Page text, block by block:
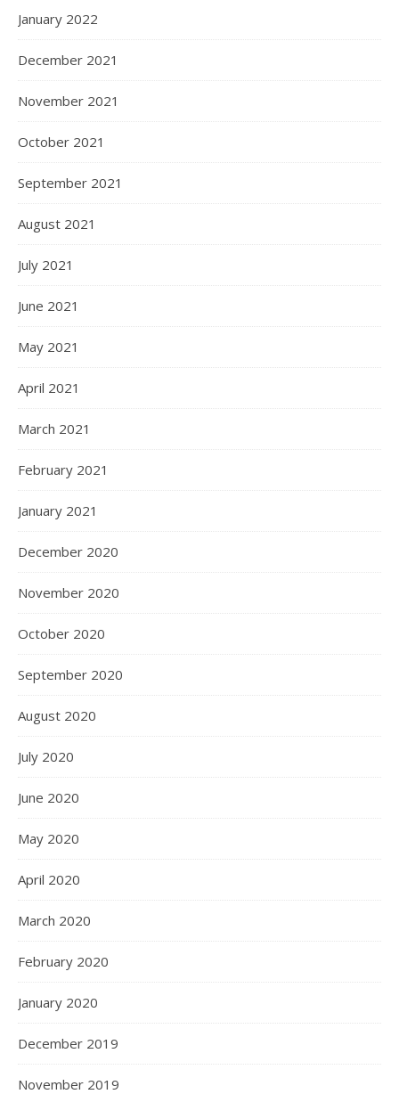
January 2022
December 2021
November 2021
October 2021
September 2021
August 2021
July 2021
June 2021
May 2021
April 2021
March 2021
February 2021
January 2021
December 2020
November 2020
October 2020
September 2020
August 2020
July 2020
June 2020
May 2020
April 2020
March 2020
February 2020
January 2020
December 2019
November 2019